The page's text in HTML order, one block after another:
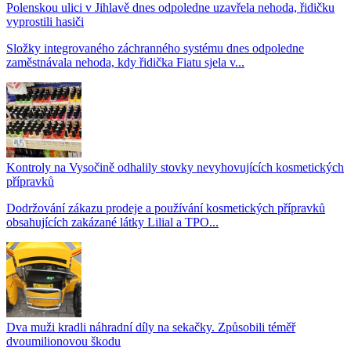
Polenskou ulici v Jihlavě dnes odpoledne uzavřela nehoda, řidičku
vyprostili hasiči
Složky integrovaného záchranného systému dnes odpoledne
zaměstnávala nehoda, kdy řidička Fiatu sjela v...
Kontroly na Vysočině odhalily stovky nevyhovujících kosmetických
přípravků
Dodržování zákazu prodeje a používání kosmetických přípravků
obsahujících zakázané látky Lilial a TPO...
Dva muži kradli náhradní díly na sekačky. Způsobili téměř
dvoumilionovou škodu